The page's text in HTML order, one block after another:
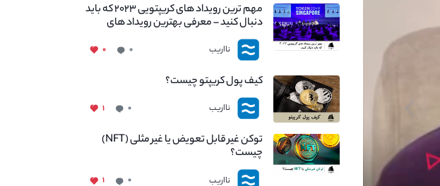
مهم ترین رویداد های کریپتویی ۲۰۲۳ که باید
دنبال کنید – معرفی بهترین رویداد های
جهانی
نااریب ۰ ۰
کیف پول کریپتو چیست؟
نااریب ۰ ۱
توکن غیر قابل تعویض یا غیر مثلی (NFT)
چیست؟
نااریب ۰ ۱